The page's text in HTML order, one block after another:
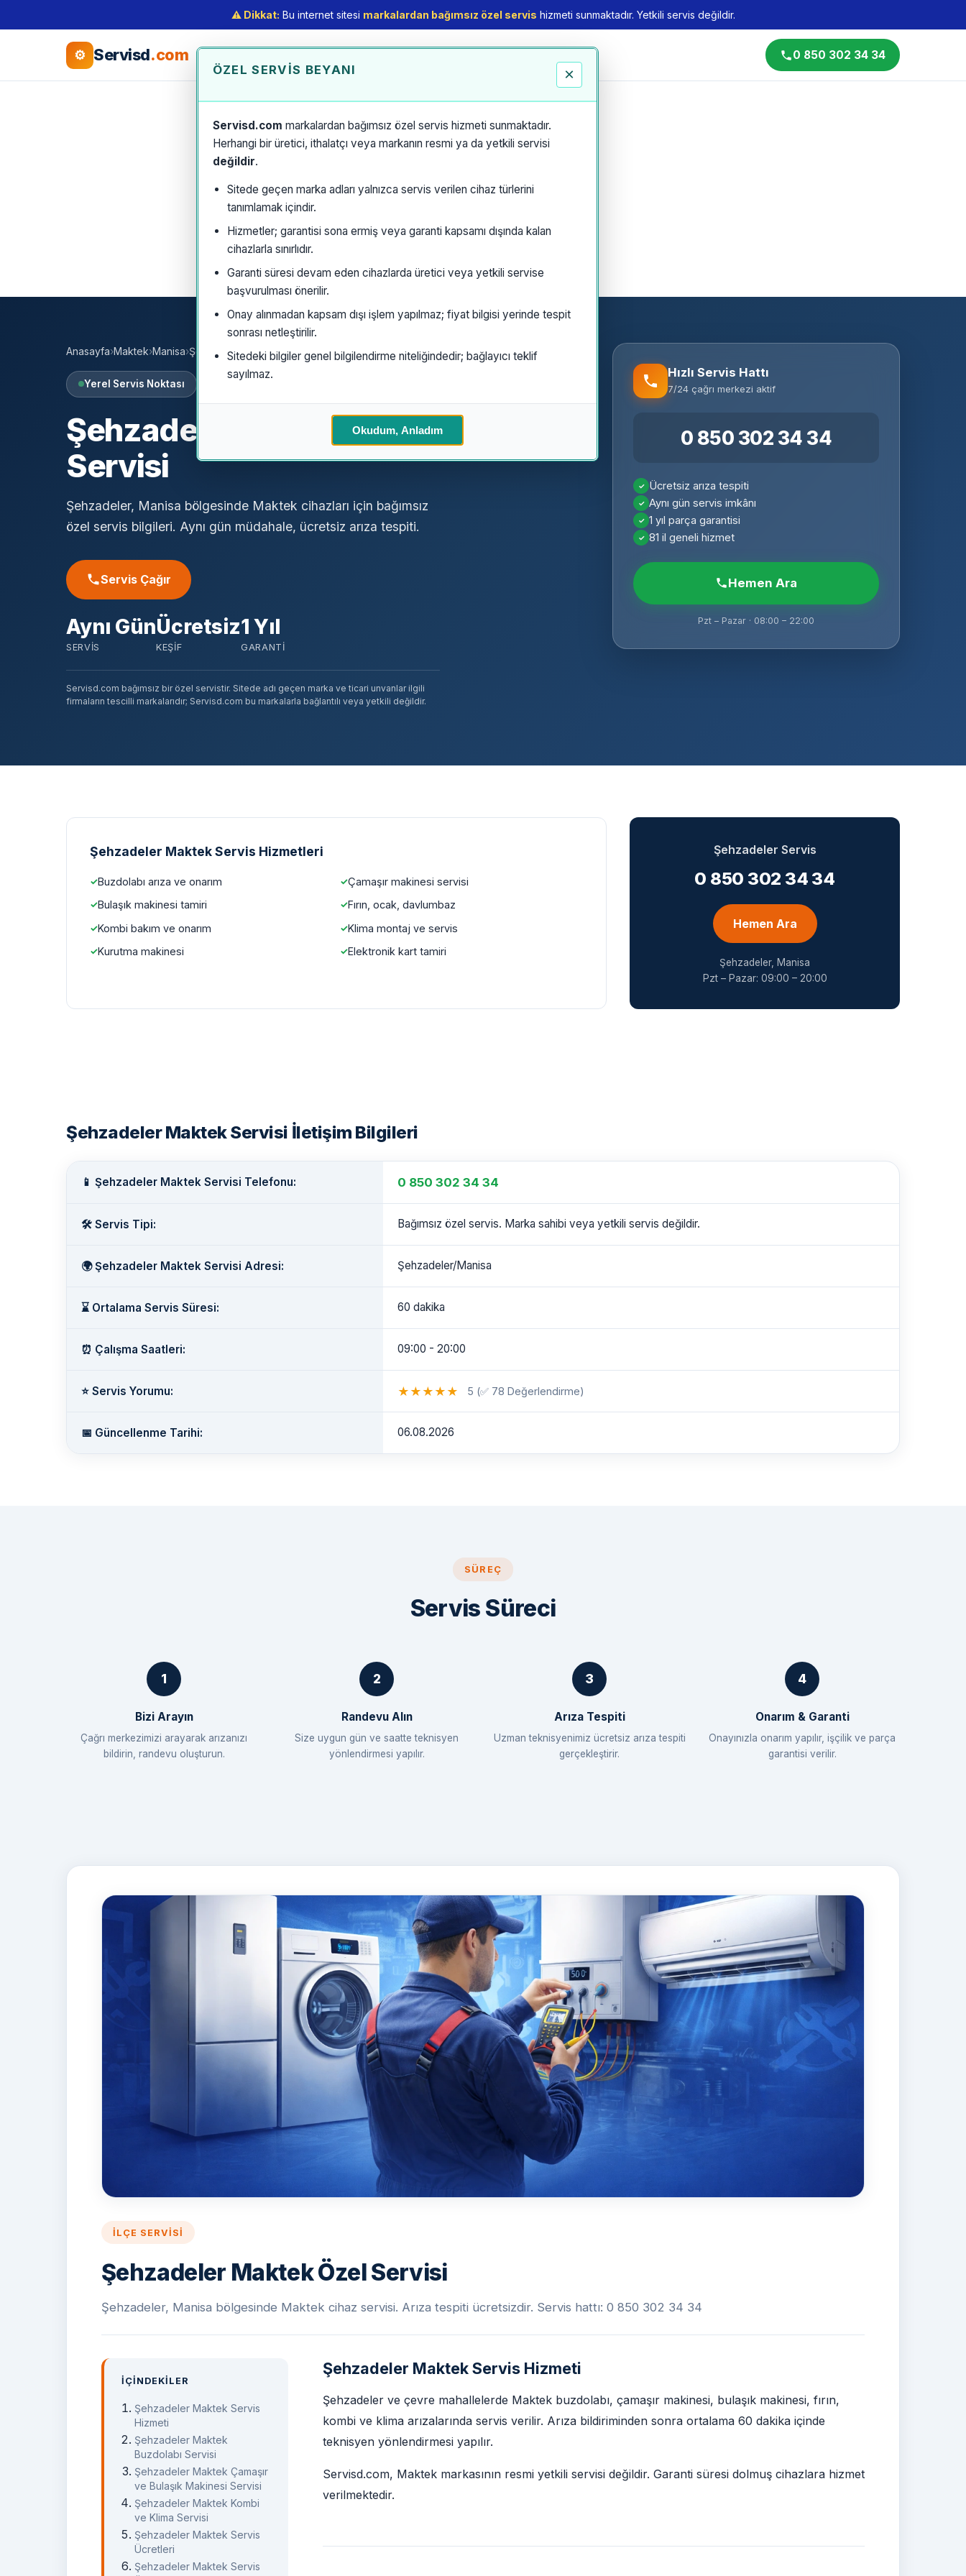
⚠️ Dikkat: Bu internet sitesi markalardan bağımsız özel servis hizmeti sunmaktadır. Yetkili servis değildir.
ÖZEL SERVIS BEYANI ×
Servisd.com markalardan bağımsız özel servis hizmeti sunmaktadır.
Herhangi bir üretici, ithalatçı veya markanın resmi ya da yetkili servisi
değildir.
Sitede geçen marka adları yalnızca servis verilen cihaz türlerini
tanımlamak içindir.
Hizmetler; garantisi sona ermiş veya garanti kapsamı dışında kalan
cihazlarla sınırlıdır.
Garanti süresi devam eden cihazlarda üretici veya yetkili servise
başvurulması önerilir.
Onay alınmadan kapsam dışı işlem yapılmaz; fiyat bilgisi yerinde tespit
sonrası netleştirilir.
Sitedeki bilgiler genel bilgilendirme niteliğindedir; bağlayıcı teklif
sayılmaz.
Okudum, Anladım
⚙ Servisd.com 0 850 302 34 34
Anasayfa›Maktek›Manisa›Şehzadeler
Yerel Servis Noktası
Şehzadeler MaktekÖzel
Servisi
Şehzadeler, Manisa bölgesinde Maktek cihazları için bağımsız
özel servis bilgileri. Aynı gün müdahale, ücretsiz arıza tespiti.
Servis Çağır
Aynı Gün
SERVIS
Ücretsiz
KEŞIF
1 Yıl
GARANTI
Servisd.com bağımsız bir özel servistir. Sitede adı geçen marka ve ticari unvanlar ilgili
firmaların tescilli markalarıdır; Servisd.com bu markalarla bağlantılı veya yetkili değildir.
Hızlı Servis Hattı
7/24 çağrı merkezi aktif
0 850 302 34 34
Ücretsiz arıza tespiti
Aynı gün servis imkânı
1 yıl parça garantisi
81 il geneli hizmet
Hemen Ara
Pzt – Pazar · 08:00 – 22:00
Şehzadeler Maktek Servis Hizmetleri
Buzdolabı arıza ve onarım
Çamaşır makinesi servisi
Bulaşık makinesi tamiri
Fırın, ocak, davlumbaz
Kombi bakım ve onarım
Klima montaj ve servis
Kurutma makinesi
Elektronik kart tamiri
Şehzadeler Servis
0 850 302 34 34
Hemen Ara
Şehzadeler, Manisa
Pzt – Pazar: 09:00 – 20:00
Şehzadeler Maktek Servisi İletişim Bilgileri
📱 Şehzadeler Maktek Servisi Telefonu: 0 850 302 34 34
🛠️ Servis Tipi: Bağımsız özel servis. Marka sahibi veya yetkili servis değildir.
🌍 Şehzadeler Maktek Servisi Adresi: Şehzadeler/Manisa
⌛ Ortalama Servis Süresi: 60 dakika
⏰ Çalışma Saatleri: 09:00 - 20:00
⭐ Servis Yorumu: ★ ★ ★ ★ ★ 5 (✅ 78 Değerlendirme)
📅 Güncellenme Tarihi: 06.08.2026
SÜREÇ
Servis Süreci
Bizi Arayın
Çağrı merkezimizi arayarak arızanızı
bildirin, randevu oluşturun.
Randevu Alın
Size uygun gün ve saatte teknisyen
yönlendirmesi yapılır.
Arıza Tespiti
Uzman teknisyenimiz ücretsiz arıza tespiti
gerçekleştirir.
Onarım & Garanti
Onayınızla onarım yapılır, işçilik ve parça
garantisi verilir.
İLÇE SERVISI
Şehzadeler Maktek Özel Servisi
Şehzadeler, Manisa bölgesinde Maktek cihaz servisi. Arıza tespiti ücretsizdir. Servis hattı: 0 850 302 34 34
İÇINDEKILER
Şehzadeler Maktek Servis
Hizmeti
Şehzadeler Maktek
Buzdolabı Servisi
Şehzadeler Maktek Çamaşır
ve Bulaşık Makinesi Servisi
Şehzadeler Maktek Kombi
ve Klima Servisi
Şehzadeler Maktek Servis
Ücretleri
Şehzadeler Maktek Servis
Şehzadeler Maktek Servis Hizmeti
Şehzadeler ve çevre mahallelerde Maktek buzdolabı, çamaşır makinesi, bulaşık makinesi, fırın,
kombi ve klima arızalarında servis verilir. Arıza bildiriminden sonra ortalama 60 dakika içinde
teknisyen yönlendirmesi yapılır.
Servisd.com, Maktek markasının resmi yetkili servisi değildir. Garanti süresi dolmuş cihazlara hizmet
verilmektedir.